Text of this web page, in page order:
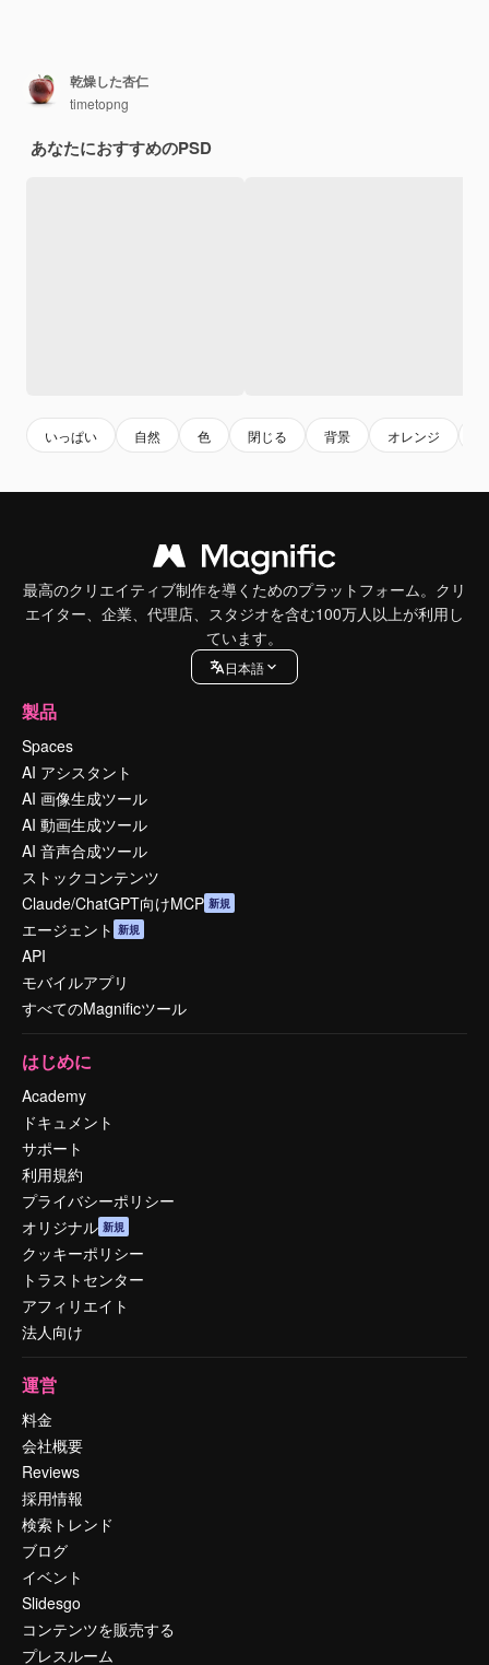
乾燥した杏仁
timetopng
あなたにおすすめのPSD
いっぱい 自然 色 閉じる 背景 オレンジ
最高のクリエイティブ制作を導くためのプラットフォーム。クリ
エイター、企業、代理店、スタジオを含む100万人以上が利用し
ています。
日本語
製品
Spaces
AI アシスタント
AI 画像生成ツール
AI 動画生成ツール
AI 音声合成ツール
ストックコンテンツ
Claude/ChatGPT向けMCP 新規
エージェント 新規
API
モバイルアプリ
すべてのMagnificツール
はじめに
Academy
ドキュメント
サポート
利用規約
プライバシーポリシー
オリジナル 新規
クッキーポリシー
トラストセンター
アフィリエイト
法人向け
運営
料金
会社概要
Reviews
採用情報
検索トレンド
ブログ
イベント
Slidesgo
コンテンツを販売する
プレスルーム